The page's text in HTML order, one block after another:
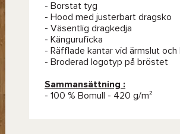
- Borstat tyg
- Hood med justerbart dragsko
- Väsentlig dragkedja
- Känguruficka
- Räfflade kantar vid ärmslut
- Broderad logotyp på bröstet
Sammansättning :
- 100 % Bomull - 420 g/m²